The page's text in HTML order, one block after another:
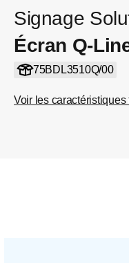
Signage
Écran Q-
75BDL3510Q/00
Voir les